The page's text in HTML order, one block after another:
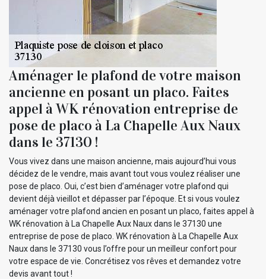
Aménager le plafond de votre maison
ancienne en posant un placo. Faites
appel à WK rénovation entreprise de
pose de placo à La Chapelle Aux Naux
dans le 37130 !
Vous vivez dans une maison ancienne, mais aujourd’hui vous
décidez de le vendre, mais avant tout vous voulez réaliser une
pose de placo. Oui, c’est bien d’aménager votre plafond qui
devient déjà vieillot et dépasser par l’époque. Et si vous voulez
aménager votre plafond ancien en posant un placo, faites appel à
WK rénovation à La Chapelle Aux Naux dans le 37130 une
entreprise de pose de placo. WK rénovation à La Chapelle Aux
Naux dans le 37130 vous l’offre pour un meilleur confort pour
votre espace de vie. Concrétisez vos rêves et demandez votre
devis avant tout !